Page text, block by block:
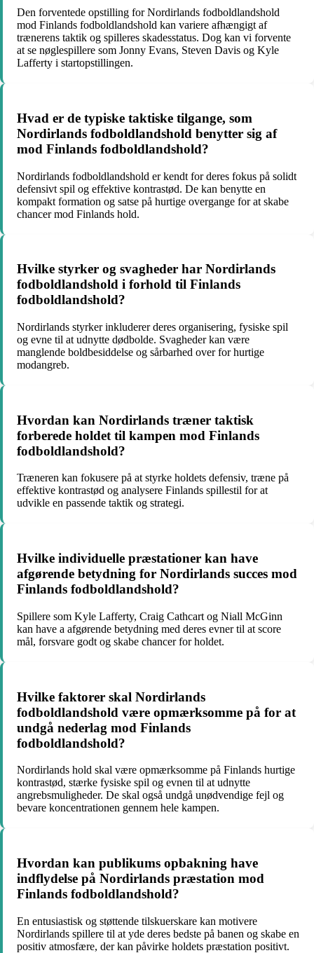
Den forventede opstilling for Nordirlands fodboldlandshold
mod Finlands fodboldlandshold kan variere afhængigt af
trænerens taktik og spilleres skadesstatus. Dog kan vi forvente
at se nøglespillere som Jonny Evans, Steven Davis og Kyle
Lafferty i startopstillingen.
Hvad er de typiske taktiske tilgange, som
Nordirlands fodboldlandshold benytter sig af
mod Finlands fodboldlandshold?
Nordirlands fodboldlandshold er kendt for deres fokus på solidt
defensivt spil og effektive kontrastød. De kan benytte en
kompakt formation og satse på hurtige overgange for at skabe
chancer mod Finlands hold.
Hvilke styrker og svagheder har Nordirlands
fodboldlandshold i forhold til Finlands
fodboldlandshold?
Nordirlands styrker inkluderer deres organisering, fysiske spil
og evne til at udnytte dødbolde. Svagheder kan være
manglende boldbesiddelse og sårbarhed over for hurtige
modangreb.
Hvordan kan Nordirlands træner taktisk
forberede holdet til kampen mod Finlands
fodboldlandshold?
Træneren kan fokusere på at styrke holdets defensiv, træne på
effektive kontrastød og analysere Finlands spillestil for at
udvikle en passende taktik og strategi.
Hvilke individuelle præstationer kan have
afgørende betydning for Nordirlands succes mod
Finlands fodboldlandshold?
Spillere som Kyle Lafferty, Craig Cathcart og Niall McGinn
kan have a afgørende betydning med deres evner til at score
mål, forsvare godt og skabe chancer for holdet.
Hvilke faktorer skal Nordirlands
fodboldlandshold være opmærksomme på for at
undgå nederlag mod Finlands
fodboldlandshold?
Nordirlands hold skal være opmærksomme på Finlands hurtige
kontrastød, stærke fysiske spil og evnen til at udnytte
angrebsmuligheder. De skal også undgå unødvendige fejl og
bevare koncentrationen gennem hele kampen.
Hvordan kan publikums opbakning have
indflydelse på Nordirlands præstation mod
Finlands fodboldlandshold?
En entusiastisk og støttende tilskuerskare kan motivere
Nordirlands spillere til at yde deres bedste på banen og skabe en
positiv atmosfære, der kan påvirke holdets præstation positivt.